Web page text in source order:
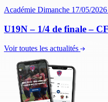
Académie Dimanche 17/05/2026
U19N – 1/4 de finale –
Voir toutes les actualités